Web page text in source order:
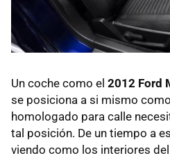
Un coche como el 2012 Ford
se posiciona a si mismo
homologado para calle
tal posición. De un tiempo a
viendo como los interiores del